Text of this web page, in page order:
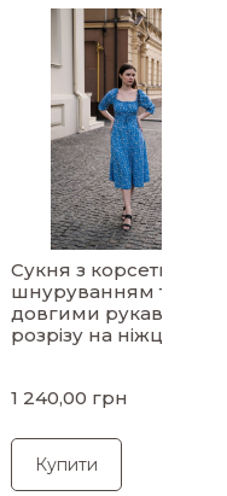
Сукня з корсетним
шнуруванням та
довгими рукавами
розрізу на ніжці)
1 240,00 грн
Купити